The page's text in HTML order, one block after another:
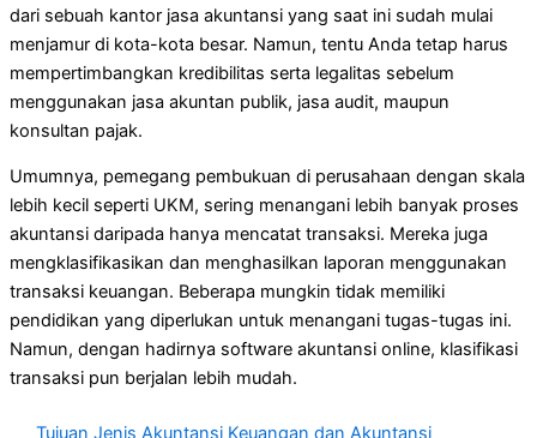
dari sebuah kantor jasa akuntansi yang saat ini sudah mulai
menjamur di kota-kota besar. Namun, tentu Anda tetap harus
mempertimbangkan kredibilitas serta legalitas sebelum
menggunakan jasa akuntan publik, jasa audit, maupun
konsultan pajak.
Umumnya, pemegang pembukuan di perusahaan dengan skala
lebih kecil seperti UKM, sering menangani lebih banyak proses
akuntansi daripada hanya mencatat transaksi. Mereka juga
mengklasifikasikan dan menghasilkan laporan menggunakan
transaksi keuangan. Beberapa mungkin tidak memiliki
pendidikan yang diperlukan untuk menangani tugas-tugas ini.
Namun, dengan hadirnya software akuntansi online, klasifikasi
transaksi pun berjalan lebih mudah.
Tujuan Jenis Akuntansi Keuangan dan Akuntansi